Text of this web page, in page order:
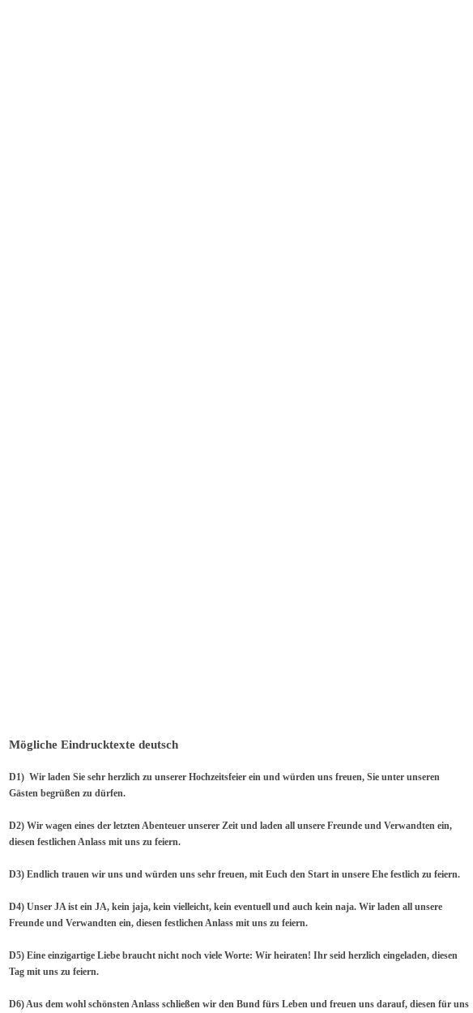
Mögliche Eindrucktexte deutsch
D1) Wir laden Sie sehr herzlich zu unserer Hochzeitsfeier ein und würden uns freuen, Sie unter unseren
Gästen begrüßen zu dürfen.
D2) Wir wagen eines der letzten Abenteuer unserer Zeit und laden all unsere Freunde und Verwandten ein,
diesen festlichen Anlass mit uns zu feiern.
D3) Endlich trauen wir uns und würden uns sehr freuen, mit Euch den Start in unsere Ehe festlich zu feiern.
D4) Unser JA ist ein JA, kein jaja, kein vielleicht, kein eventuell und auch kein naja. Wir laden all unsere
Freunde und Verwandten ein, diesen festlichen Anlass mit uns zu feiern.
D5) Eine einzigartige Liebe braucht nicht noch viele Worte: Wir heiraten! Ihr seid herzlich eingeladen, diesen
Tag mit uns zu feiern.
D6) Aus dem wohl schönsten Anlass schließen wir den Bund fürs Leben und freuen uns darauf, diesen für uns